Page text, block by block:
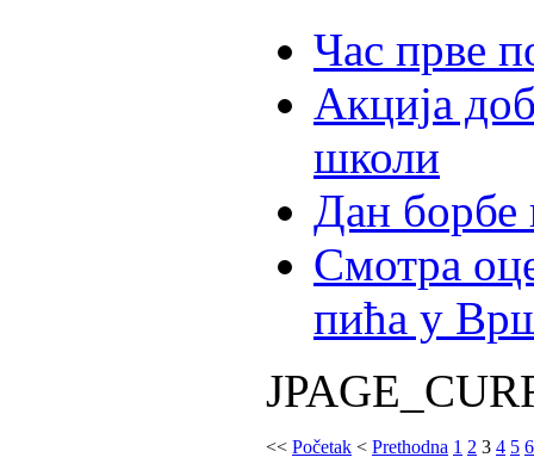
Час прве
Акција
школи
Дан борбе
Смотра
пића у
<< Početak < Prethodna 1 2 3 4 5 6